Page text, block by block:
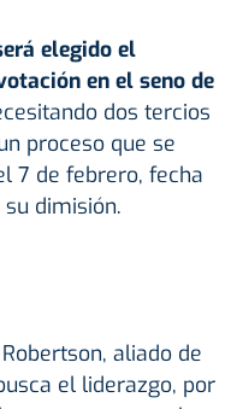
elegido el
en el seno de
dos tercios
proceso que se
7 de febrero, fecha
dimisión.
aliado de
el liderazgo, por